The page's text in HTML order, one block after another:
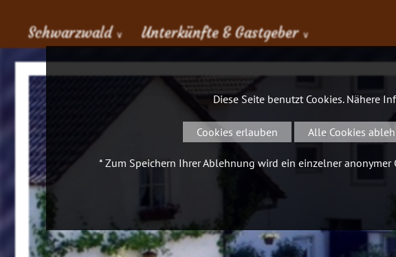
Schwarzwald ∨ Unterkünfte & Gastgeber ∨
Diese Seite benutzt Cookies. Nähere
Cookies erlauben Alle Cookies
* Zum Speichern Ihrer Ablehnung wird ein einzelner